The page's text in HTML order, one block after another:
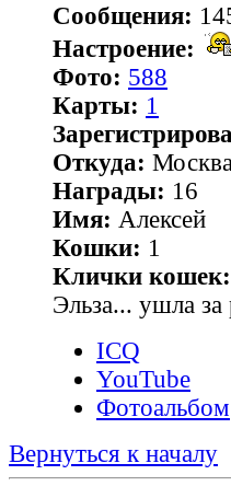
Сообщения:
Настроение:
Фото: 588
Карты: 1
Откуда: Москва
Награды: 16
Имя: Алексей
Кошки: 1
Клички кошек:
Эльза... ушла за
ICQ
YouTube
Фотоальбом
Вернуться к началу